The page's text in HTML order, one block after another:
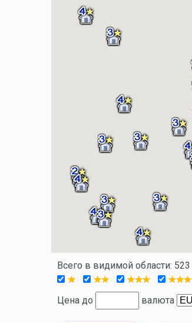
Всего в видимой области:
Цена до
валюта